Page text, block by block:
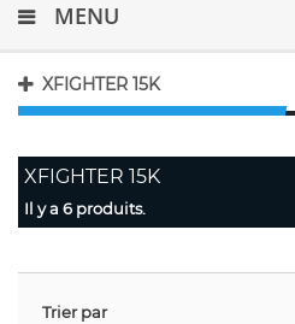
MENU
XFIGHTER 15K
XFIGHTER 15K
Il y a 6 produits.
Trier par